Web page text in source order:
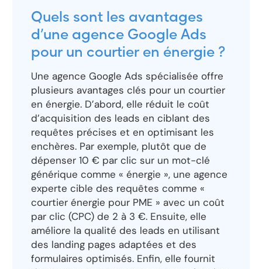
Quels sont les avantages
d’une agence Google Ads
pour un courtier en énergie ?
Une agence Google Ads spécialisée offre
plusieurs avantages clés pour un courtier
en énergie. D’abord, elle réduit le coût
d’acquisition des leads en ciblant des
requêtes précises et en optimisant les
enchères. Par exemple, plutôt que de
dépenser 10 € par clic sur un mot-clé
générique comme « énergie », une agence
experte cible des requêtes comme «
courtier énergie pour PME » avec un coût
par clic (CPC) de 2 à 3 €. Ensuite, elle
améliore la qualité des leads en utilisant
des landing pages adaptées et des
formulaires optimisés. Enfin, elle fournit